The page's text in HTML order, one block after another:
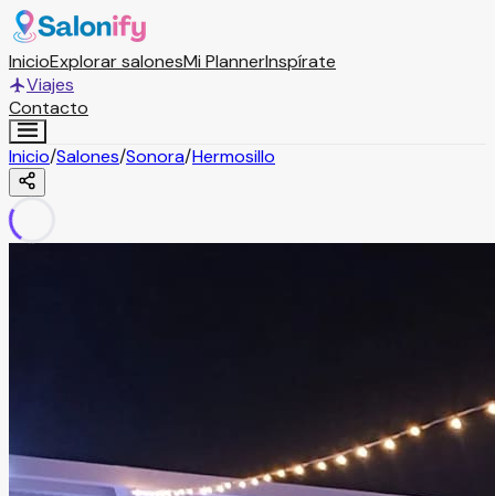
InicioExplorar salonesMi PlannerInspírate
Viajes
Contacto
Inicio/Salones/Sonora/Hermosillo